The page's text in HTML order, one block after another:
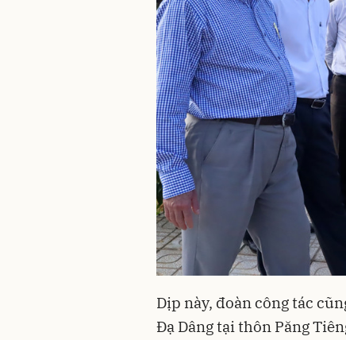
Dịp này, đoàn công tác
Đạ Dâng tại thôn Păng